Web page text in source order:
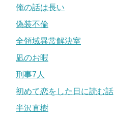
俺の話は長い
偽装不倫
全領域異常解決室
凪のお暇
刑事7人
初めて恋をした日に読む話
半沢直樹